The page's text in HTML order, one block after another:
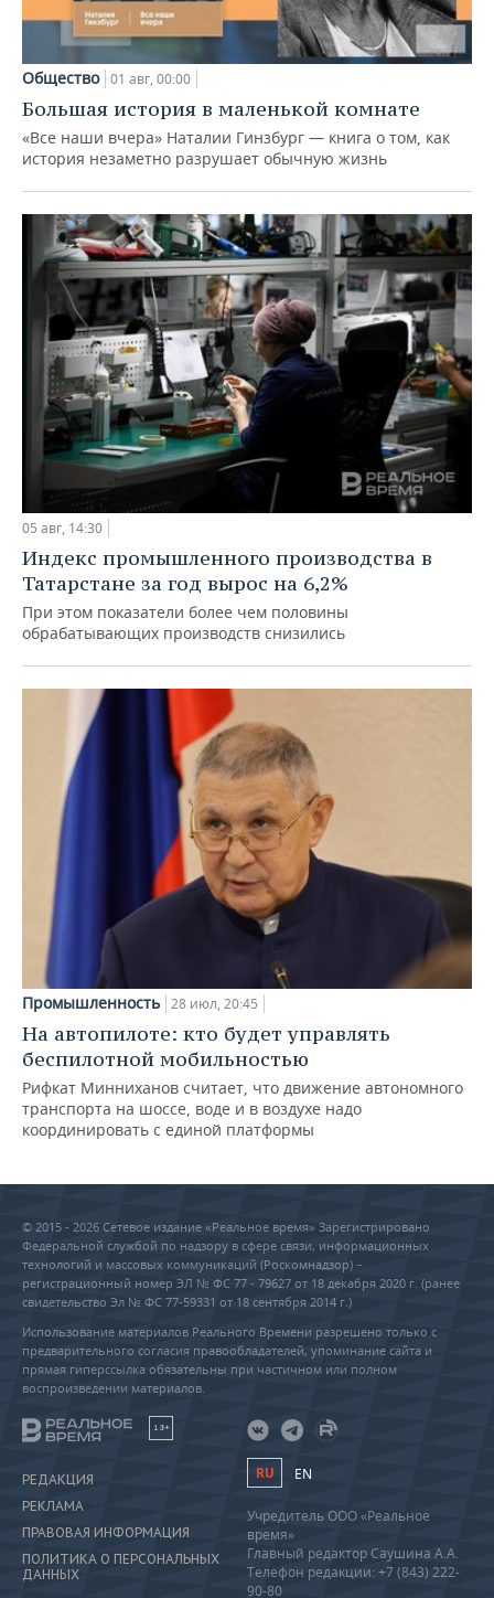
Общество 01 авг, 00:00
Большая история в маленькой комнате
«Все наши вчера» Наталии Гинзбург — книга о том, как
история незаметно разрушает обычную жизнь
05 авг, 14:30
Индекс промышленного производства в
Татарстане за год вырос на 6,2%
При этом показатели более чем половины
обрабатывающих производств снизились
Промышленность 28 июл, 20:45
На автопилоте: кто будет управлять
беспилотной мобильностью
Рифкат Минниханов считает, что движение автономного
транспорта на шоссе, воде и в воздухе надо
координировать с единой платформы
© 2015 - 2026 Сетевое издание «Реальное время» Зарегистрировано
Федеральной службой по надзору в сфере связи, информационных
технологий и массовых коммуникаций (Роскомнадзор) –
регистрационный номер ЭЛ № ФС 77 - 79627 от 18 декабря 2020 г. (ранее
свидетельство Эл № ФС 77-59331 от 18 сентября 2014 г.)
Использование материалов Реального Времени разрешено только с
предварительного согласия правообладателей, упоминание сайта и
прямая гиперссылка обязательны при частичном или полном
воспроизведении материалов.
18+
РЕДАКЦИЯ
РЕКЛАМА
ПРАВОВАЯ ИНФОРМАЦИЯ
ПОЛИТИКА О ПЕРСОНАЛЬНЫХ
ДАННЫХ
RU EN
Учредитель ООО «Реальное
время»
Главный редактор Саушина А.А.
Телефон редакции: +7 (843) 222-
90-80